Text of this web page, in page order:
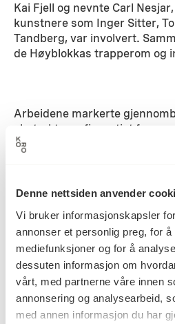
Denne nettsiden anvender
Vi bruker informasjonskapsler
annonser et personlig preg, for
mediefunksjoner og for å
dessuten informasjon om
vårt, med partnerne våre innen
annonsering og analysearbeid,
med annen informasjon du har
Kai Fjell og nevnte Carl
kunstnere som Inger Sitter,
Tandberg, var involvert.
de Høyblokkas trapperom og
Arbeidene markerte
abstrakt, nonfigurativt
utsmykkinger, med
helhet restaureres.
Filmen er produsert for
Olsen, Ubestemt Form Entall